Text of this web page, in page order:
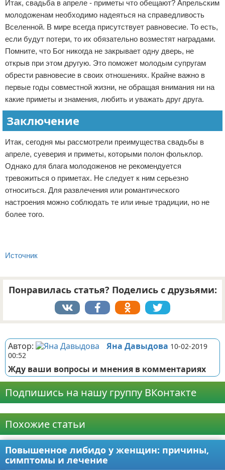
Итак, свадьба в апреле - приметы что обещают? Апрельским
молодоженам необходимо надеяться на справедливость
Вселенной. В мире всегда присутствует равновесие. То есть,
если будут потери, то их обязательно возместят наградами.
Помните, что Бог никогда не закрывает одну дверь, не
открыв при этом другую. Это поможет молодым супругам
обрести равновесие в своих отношениях. Крайне важно в
первые годы совместной жизни, не обращая внимания ни на
какие приметы и знамения, любить и уважать друг друга.
Заключение
Итак, сегодня мы рассмотрели преимущества свадьбы в
апреле, суеверия и приметы, которыми полон фольклор.
Однако для блага молодоженов не рекомендуется
тревожиться о приметах. Не следует к ним серьезно
относиться. Для развлечения или романтического
настроения можно соблюдать те или иные традиции, но не
более того.
Источник
Понравилась статья? Поделись с друзьями:
Автор: Яна Давыдова 10-02-2019
00:52
Жду ваши вопросы и мнения в комментариях
Подпишись на нашу группу ВКонтакте
Похожие статьи
Повышенное либидо у женщин: причины,
симптомы и лечение